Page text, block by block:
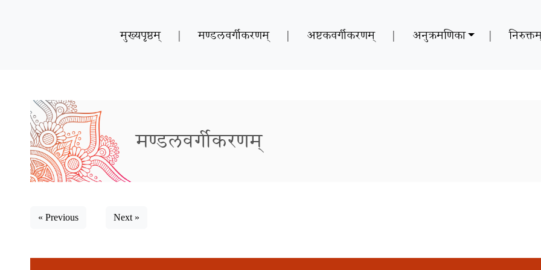
मुख्यपृष्ठम् | मण्डलवर्गीकरणम् | अष्टकवर्गीकरणम् | अनुक्रमणिका |
मण्डलवर्गीकरणम्
« Previous Next »